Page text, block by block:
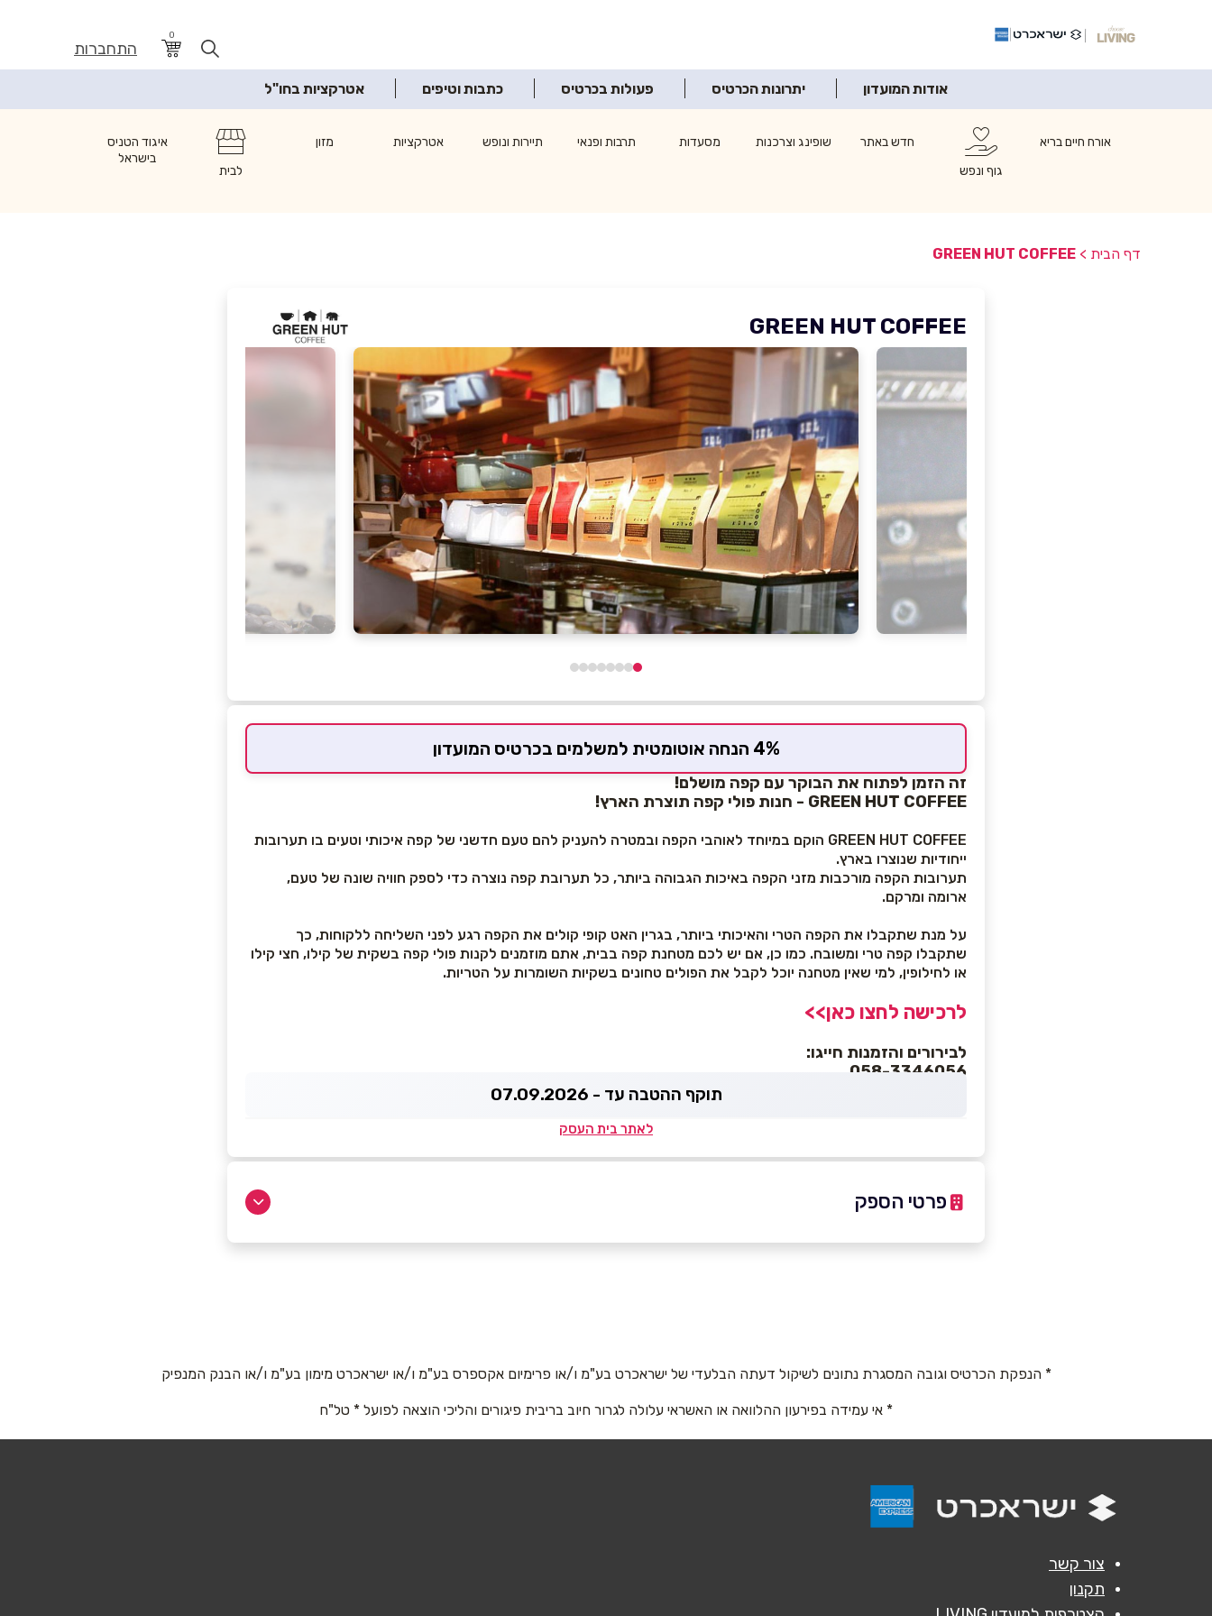
0
התחברות
אודות המועדון יתרונות הכרטיס פעולות בכרטיס כתבות וטיפים אטרקציות בחו"ל
אורח חיים בריא
גוף ונפש
חדש באתר שופינג וצרכנות מסעדות תרבות ופנאי תיירות ונופש אטרקציות
מזון
לבית
איגוד הטניס
בישראל
דף הבית >
GREEN HUT COFFEE
GREEN HUT COFFEE
4% הנחה אוטומטית למשלמים בכרטיס המועדון
זה הזמן לפתוח את הבוקר עם קפה מושלם!
GREEN HUT COFFEE - חנות פולי קפה תוצרת הארץ!
GREEN HUT COFFEE הוקם במיוחד לאוהבי הקפה ובמטרה להעניק להם טעם חדשני של קפה איכותי וטעים בו תערובות
ייחודיות שנוצרו בארץ.
תערובות הקפה מורכבות מזני הקפה באיכות הגבוהה ביותר, כל תערובת קפה נוצרה כדי לספק חוויה שונה של טעם,
ארומה ומרקם.
על מנת שתקבלו את הקפה הטרי והאיכותי ביותר, בגרין האט קופי קולים את הקפה רגע לפני השליחה ללקוחות, כך
שתקבלו קפה טרי ומשובח. כמו כן, אם יש לכם מטחנת קפה בבית, אתם מוזמנים לקנות פולי קפה בשקית של קילו, חצי קילו
או לחילופין, למי שאין מטחנה יוכל לקבל את הפולים טחונים בשקיות השומרות על הטריות.
לרכישה לחצו כאן>>
לבירורים והזמנות חייגו:
058-3346056
תוקף ההטבה עד - 07.09.2026
לאתר בית העסק
פרטי הספק
נושא
* הנפקת הכרטיס וגובה המסגרת נתונים לשיקול דעתה הבלעדי של ישראכרט בע"מ ו/או פרימיום אקספרס בע"מ ו/או ישראכרט מימון בע"מ ו/או הבנק המנפיק
* אי עמידה בפירעון ההלוואה או האשראי עלולה לגרור חיוב בריבית פיגורים והליכי הוצאה לפועל * טל"ח
צור קשר
תקנון